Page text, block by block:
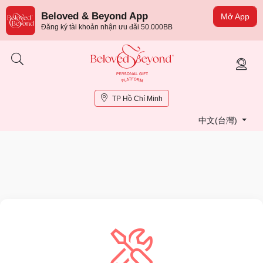
Mở App
Beloved & Beyond App
Đăng ký tài khoản nhận ưu đãi 50.000BB
TP Hồ Chí Minh
中文(台灣)